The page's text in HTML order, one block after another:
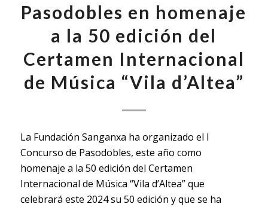
Pasodobles en homenaje
a la 50 edición del
Certamen Internacional
de Música “Vila d’Altea”
La Fundación Sanganxa ha organizado el I
Concurso de Pasodobles, este año como
homenaje a la 50 edición del Certamen
Internacional de Música “Vila d’Altea” que
celebrará este 2024 su 50 edición y que se ha